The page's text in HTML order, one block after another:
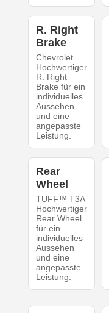
R. Right
Brake
Chevrolet
Hochwertiger
R. Right
Brake für ein
individuelles
Aussehen
und eine
angepasste
Leistung.
Rear
Wheel
TUFF™ T3A
Hochwertiger
Rear Wheel
für ein
individuelles
Aussehen
und eine
angepasste
Leistung.